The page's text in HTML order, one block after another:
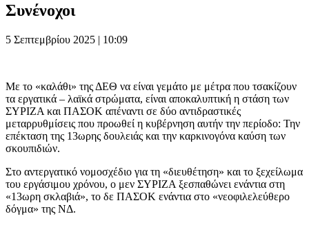
Συνένοχοι
5 Σεπτεμβρίου 2025 | 10:09
Με το «καλάθι» της ΔΕΘ να είναι γεμάτο με μέτρα που τσακίζουν
τα εργατικά – λαϊκά στρώματα, είναι αποκαλυπτική η στάση των
ΣΥΡΙΖΑ και ΠΑΣΟΚ απέναντι σε δύο αντιδραστικές
μεταρρυθμίσεις που προωθεί η κυβέρνηση αυτήν την περίοδο: Την
επέκταση της 13ωρης δουλειάς και την καρκινογόνα καύση των
σκουπιδιών.
Στο αντεργατικό νομοσχέδιο για τη «διευθέτηση» και το ξεχείλωμα
του εργάσιμου χρόνου, ο μεν ΣΥΡΙΖΑ ξεσπαθώνει ενάντια στη
«13ωρη σκλαβιά», το δε ΠΑΣΟΚ ενάντια στο «νεοφιλελεύθερο
δόγμα» της ΝΔ.